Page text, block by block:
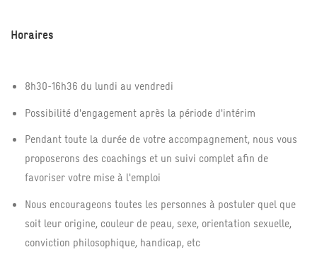
Horaires
8h30-16h36 du lundi au vendredi
Possibilité d'engagement après la période d'intérim
Pendant toute la durée de votre accompagnement, nous vous
proposerons des coachings et un suivi complet afin de
favoriser votre mise à l'emploi
Nous encourageons toutes les personnes à postuler quel que
soit leur origine, couleur de peau, sexe, orientation sexuelle,
conviction philosophique, handicap, etc